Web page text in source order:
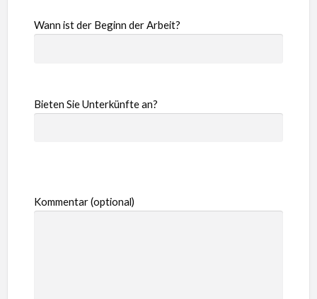
Wann ist der Beginn der Arbeit?
Bieten Sie Unterkünfte an?
Kommentar (optional)